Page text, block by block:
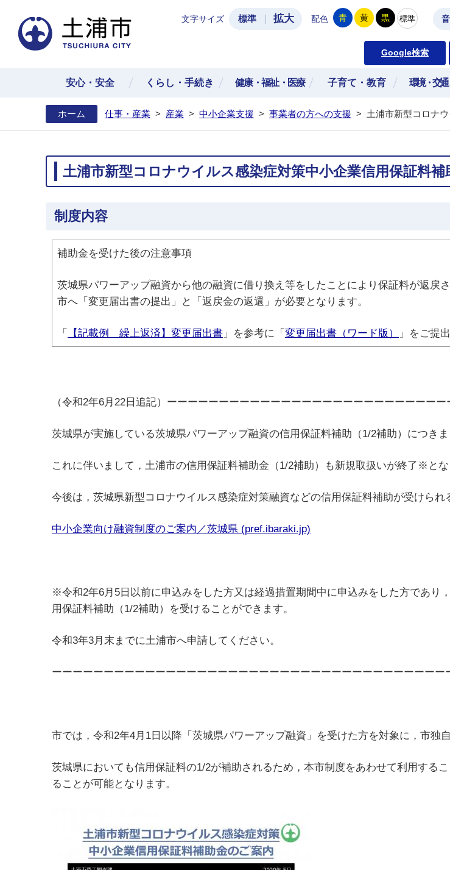
土浦市公式ホームページ
文字サイズ 標準 拡大 配色 青 黄 黒 標準
Google検索
安心・安全 くらし・手続き 健康・福祉・医療 子育て・教育 環境・交
ホーム 仕事・産業 > 産業 > 中小企業支援 > 事業者の方への支援 > 土浦市新型コロナ
土浦市新型コロナウイルス感染症対策中小企業信用保証料補
制度内容
補助金を受けた後の注意事項
茨城県パワーアップ融資から他の融資に借り換え等をしたことにより保証料が返戻さ
市へ「変更届出書の提出」と「返戻金の返還」が必要となります。
「 【記載例 繰上返済】変更届出書 」を参考に「 変更届出書（ワード版） 」をご提
（令和2年6月22日追記）ーーーーーーーーーーーーーーーーーーーーーーーーーーー
茨城県が実施している茨城県パワーアップ融資の信用保証料補助（1/2補助）につき
これに伴いまして，土浦市の信用保証料補助金（1/2補助）も新規取扱いが終了※とな
今後は，茨城県新型コロナウイルス感染症対策融資などの信用保証料補助が受けられ
中小企業向け融資制度のご案内／茨城県 (pref.ibaraki.jp)
※令和2年6月5日以前に申込みをした方又は経過措置期間中に申込みをした方であり
用保証料補助（1/2補助）を受けることができます。
令和3年3月末までに土浦市へ申請してください。
ーーーーーーーーーーーーーーーーーーーーーーーーーーーーーーーーーーーーーー
市では，令和2年4月1日以降「茨城県パワーアップ融資」を受けた方を対象に，市独
茨城県においても信用保証料の1/2が補助されるため，本市制度をあわせて利用する
ることが可能となります。